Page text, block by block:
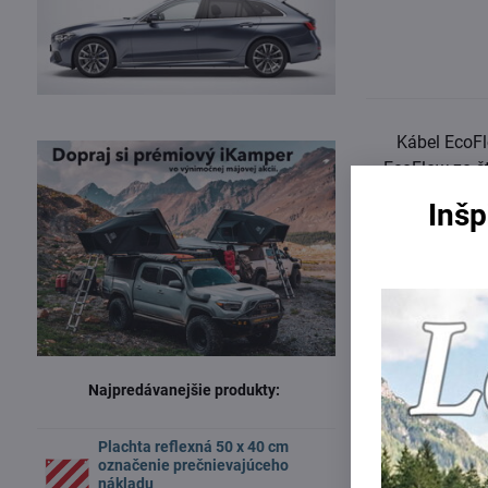
Kábel
EcoFlow zo
EcoFlow,
Tento AC
väčšinou
Kábel je
Najpredávanejšie produkty:
Plachta reflexná 50 x 40 cm
označenie prečnievajúceho
nákladu